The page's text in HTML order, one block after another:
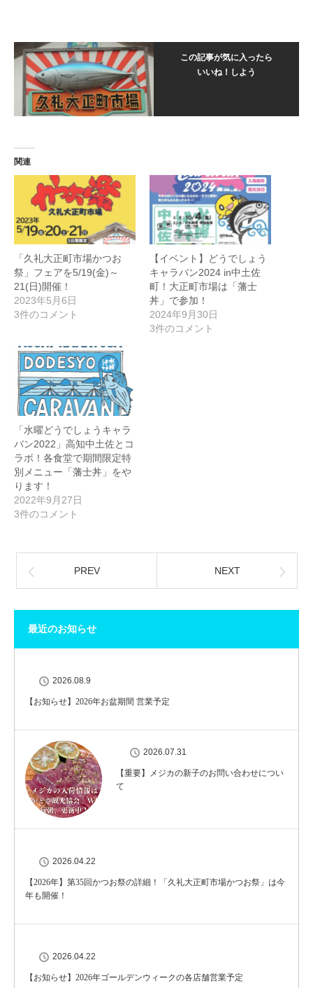
この記事が気に入ったら
いいね！しよう
関連
「久礼大正町市場かつお
祭」フェアを5/19(金)～
21(日)開催！
2023年5月6日
3件のコメント
【イベント】どうでしょう
キャラバン2024 in中土佐
町！大正町市場は「藩士
丼」で参加！
2024年9月30日
3件のコメント
「水曜どうでしょうキャラ
バン2022」高知中土佐とコ
ラボ！各食堂で期間限定特
別メニュー「藩士丼」をや
ります！
2022年9月27日
3件のコメント
PREV NEXT
最近のお知らせ
2026.08.9
【お知らせ】2026年お盆期間 営業予定
2026.07.31
【重要】メジカの新子のお問い合わせについ
て
2026.04.22
【2026年】第35回かつお祭の詳細！「久礼大正町市場かつお祭」は今
年も開催！
2026.04.22
【お知らせ】2026年ゴールデンウィークの各店舗営業予定